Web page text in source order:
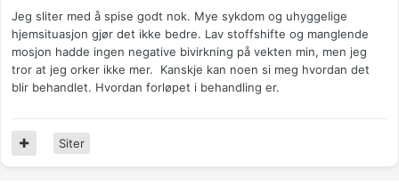
Jeg sliter med å spise godt nok. Mye sykdom og uhyggelige
hjemsituasjon gjør det ikke bedre. Lav stoffshifte og manglende
mosjon hadde ingen negative bivirkning på vekten min, men jeg
tror at jeg orker ikke mer. Kanskje kan noen si meg hvordan det
blir behandlet. Hvordan forløpet i behandling er.
Siter